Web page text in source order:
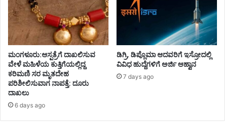
ಮಂಗಳೂರು:ಆಸ್ಪತ್ರೆಗೆ ದಾಖಲಿಸುವ
ವೇಳೆ ಮಹಿಳೆಯ ಕುತ್ತಿಗೆಯಲ್ಲಿದ್ದ
ಕರಿಮಣಿ ಸರ ಮೃತದೇಹ
ಪರಿಶೀಲಿಸುವಾಗ ನಾಪತ್ತೆ: ದೂರು
ದಾಖಲು
6 days ago
ಡಿಗ್ರಿ, ಡಿಪ್ಲೊಮಾ ಆದವರಿಗೆ ಇಸ್ರೋದಲ್ಲಿ
ವಿವಿಧ ಹುದ್ದೆಗಳಿಗೆ ಅರ್ಜಿ ಆಹ್ವಾನ
7 days ago